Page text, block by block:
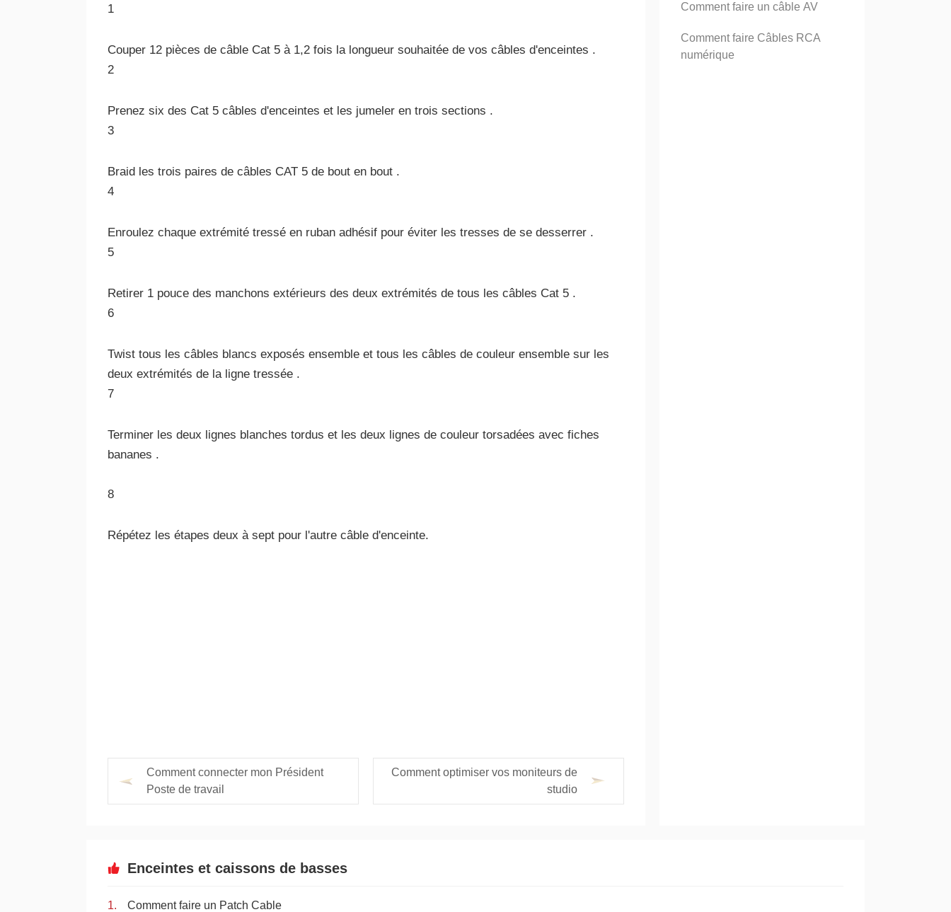
1
Couper 12 pièces de câble Cat 5 à 1,2 fois la longueur souhaitée de vos câbles d'enceintes .
2
Prenez six des Cat 5 câbles d'enceintes et les jumeler en trois sections .
3
Braid les trois paires de câbles CAT 5 de bout en bout .
4
Enroulez chaque extrémité tressé en ruban adhésif pour éviter les tresses de se desserrer .
5
Retirer 1 pouce des manchons extérieurs des deux extrémités de tous les câbles Cat 5 .
6
Twist tous les câbles blancs exposés ensemble et tous les câbles de couleur ensemble sur les
deux extrémités de la ligne tressée .
7
Terminer les deux lignes blanches tordus et les deux lignes de couleur torsadées avec fiches
bananes .
8
Répétez les étapes deux à sept pour l'autre câble d'enceinte.
Comment connecter mon Président
Poste de travail
Comment optimiser vos moniteurs de
studio
Comment faire un câble AV
Comment faire Câbles RCA
numérique
Enceintes et caissons de basses
Comment faire un Patch Cable